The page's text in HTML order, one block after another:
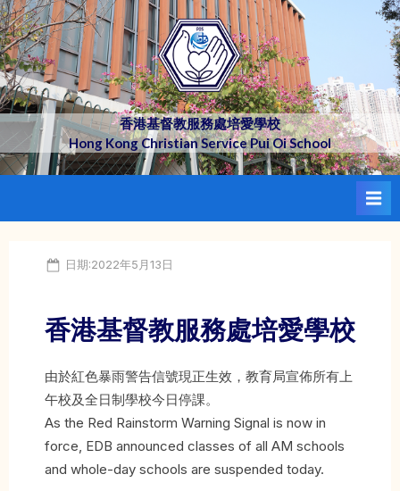
Skip
to
content
香港基督教服務處培愛學校
Hong Kong Christian Service Pui Oi School
Posted
日期:2022年5月13日
香港基督教服務處培愛學校
由於紅色暴雨警告信號現正生效，教育局宣佈所有上
午校及全日制學校今日停課。
As the Red Rainstorm Warning Signal is now in
force, EDB announced classes of all AM schools
and whole-day schools are suspended today.